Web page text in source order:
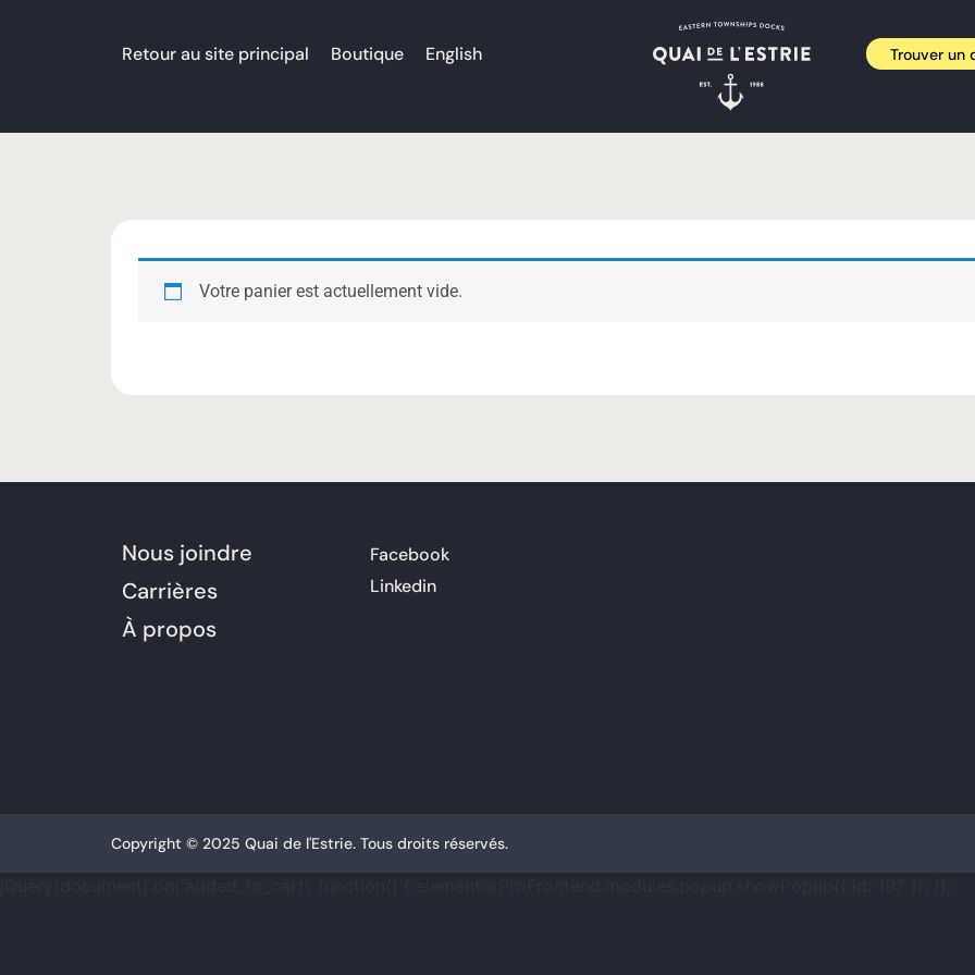
Retour au site principal Boutique English Trouver un
Votre panier est actuellement vide.
Nous joindre
Carrières
À propos
Facebook
Linkedin
Copyright © 2025 Quai de l'Estrie. Tous droits réservés.